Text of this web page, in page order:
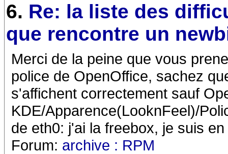
6. Re: la liste des
que rencontre un
Merci de la peine que vous
police de OpenOffice, sachez
s'affichent correctement sauf
KDE/Apparence(LooknFeel)/
de eth0: j'ai la freebox, je suis
Forum: archive : RPM